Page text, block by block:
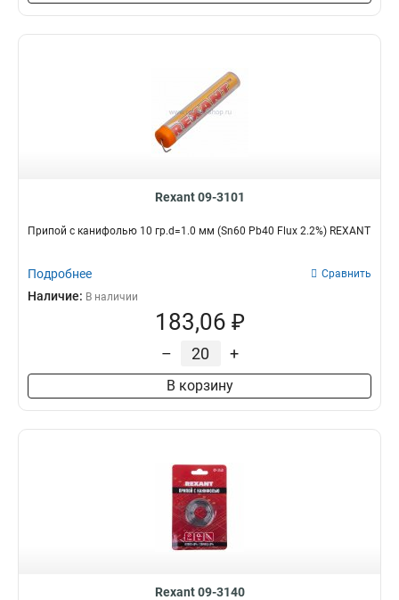
Rexant 09-3101
Припой с канифолью 10 гр.d=1.0 мм (Sn60 Pb40 Flux 2.2%) REXANT
Подробнее Сравнить
Наличие: В наличии
183,06 ₽
– +
В корзину
Rexant 09-3140